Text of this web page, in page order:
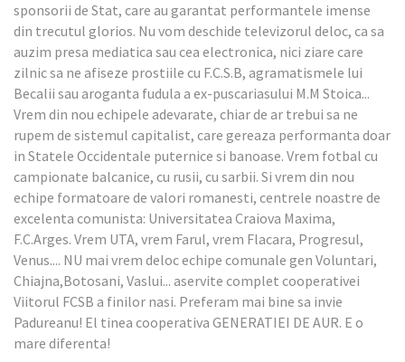
sponsorii de Stat, care au garantat performantele imense
din trecutul glorios. Nu vom deschide televizorul deloc, ca sa
auzim presa mediatica sau cea electronica, nici ziare care
zilnic sa ne afiseze prostiile cu F.C.S.B, agramatismele lui
Becalii sau aroganta fudula a ex-puscariasului M.M Stoica...
Vrem din nou echipele adevarate, chiar de ar trebui sa ne
rupem de sistemul capitalist, care gereaza performanta doar
in Statele Occidentale puternice si banoase. Vrem fotbal cu
campionate balcanice, cu rusii, cu sarbii. Si vrem din nou
echipe formatoare de valori romanesti, centrele noastre de
excelenta comunista: Universitatea Craiova Maxima,
F.C.Arges. Vrem UTA, vrem Farul, vrem Flacara, Progresul,
Venus.... NU mai vrem deloc echipe comunale gen Voluntari,
Chiajna,Botosani, Vaslui... aservite complet cooperativei
Viitorul FCSB a finilor nasi. Preferam mai bine sa invie
Padureanu! El tinea cooperativa GENERATIEI DE AUR. E o
mare diferenta!